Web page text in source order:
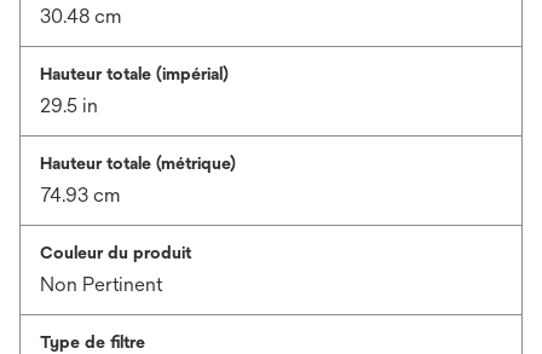
30.48 cm
Hauteur totale (impérial)
29.5 in
Hauteur totale (métrique)
74.93 cm
Couleur du produit
Non Pertinent
Type de filtre